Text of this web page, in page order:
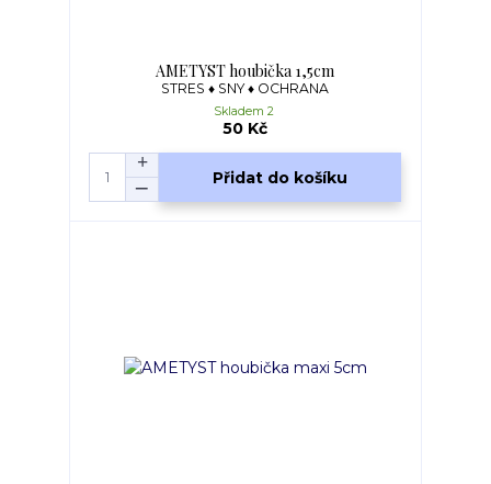
AMETYST houbička 1,5cm
STRES ♦ SNY ♦ OCHRANA
50 Kč
Skladem 2
Přidat do košíku